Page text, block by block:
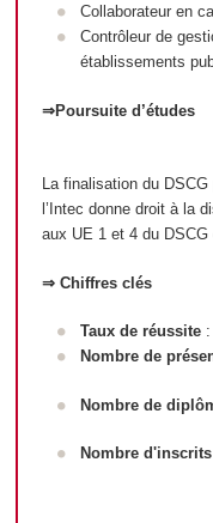
Collaborateur en
Contrôleur de
établissements
⇒Poursuite d’études
La finalisation du
l’Intec donne droit à la
aux UE 1 et 4 du DSCG
⇒ Chiffres clés
Taux de réussite
Nombre de
Nombre de
Nombre d'inscrits